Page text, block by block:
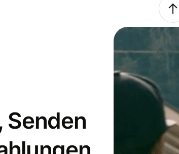
Senden